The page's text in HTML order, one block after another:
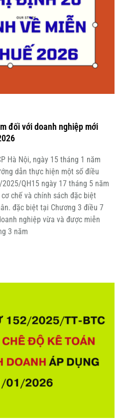
đối với doanh nghiệp mới
Hà Nội, ngày 15 tháng 1 năm
dẫn thực hiện một số điều
QH15 ngày 17 tháng 5 năm
chế và chính sách đặc biệt
đặc biệt tại Chương 3 điều 7
nghiệp vừa và được miễn
3 năm